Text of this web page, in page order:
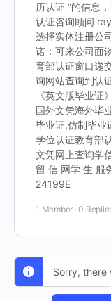
历认证 ”的信息
认证咨询顾问
选择实体注册公
诺：可来公司面
育部认证窗口递
询网站查询到认
《英文版毕业
国外文凭海外毕
毕业证,仿制毕业
学位认证教育部
文凭网上查询学
留 信 网学 生 服
24199E
1 Member ·0
Sorry, there